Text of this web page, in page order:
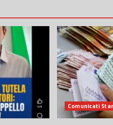
Comunicati